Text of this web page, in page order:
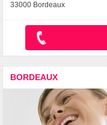
33000 Bordeaux
BORDEAUX